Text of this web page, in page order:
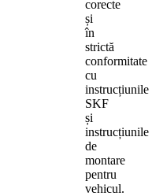
corecte
și
în
strictă
conformitate
cu
instrucțiunile
SKF
și
instrucțiunile
de
montare
pentru
vehicul.